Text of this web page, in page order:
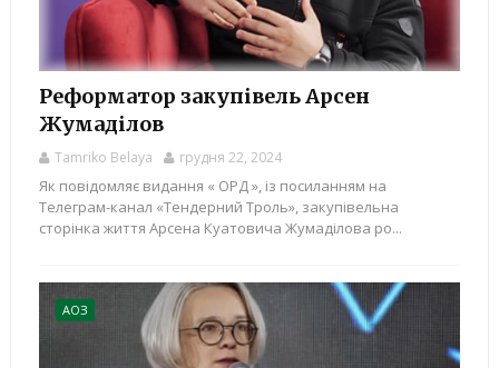
Реформатор закупівель Арсен
Жумаділов
Tamriko Belaya грудня 22, 2024
Як повідомляє видання « ОРД », із посиланням на
Телеграм-канал «Тендерний Троль», закупівельна
сторінка життя Арсена Куатовича Жумаділова ро...
АОЗ